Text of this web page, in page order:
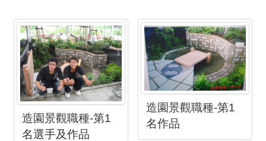
造園景觀職種-第1
名選手及作品
造園景觀職種-第1
名作品